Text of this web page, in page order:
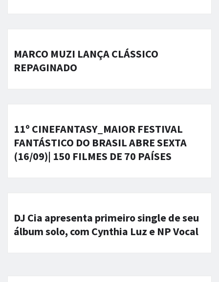
MARCO MUZI LANÇA CLÁSSICO
REPAGINADO
11º CINEFANTASY_MAIOR FESTIVAL
FANTÁSTICO DO BRASIL ABRE SEXTA
(16/09)| 150 FILMES DE 70 PAÍSES
DJ Cia apresenta primeiro single de seu
álbum solo, com Cynthia Luz e NP Vocal